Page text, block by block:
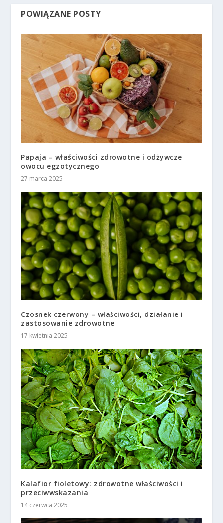
POWIĄZANE POSTY
Papaja – właściwości zdrowotne i odżywcze
owocu egzotycznego
27 marca 2025
Czosnek czerwony – właściwości, działanie i
zastosowanie zdrowotne
17 kwietnia 2025
Kalafior fioletowy: zdrowotne właściwości i
przeciwwskazania
14 czerwca 2025